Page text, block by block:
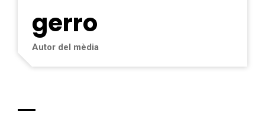
gerro
Autor del mèdia